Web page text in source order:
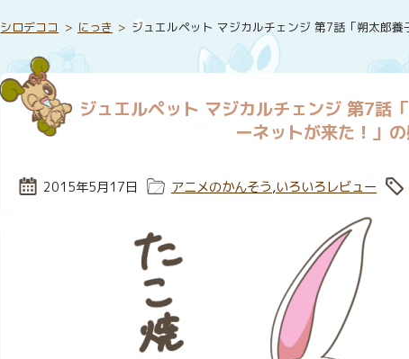
シロデココ にっき ジュエルペット マジカルチェンジ 第7話「朔太郎
ジュエルペット マジカルチェンジ 第7話
ーネットが来た！」
投稿日:
2015年5月17日 カテゴリー:
アニメのかんそう,いろいろレビュー